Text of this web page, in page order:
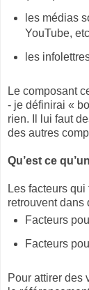
les médias
YouTube,
les
Le composant
- je définirai «
rien. Il lui faut
des autres
Qu’est ce
Les facteurs
retrouvent dans
Facteurs
Facteurs
Pour attirer des